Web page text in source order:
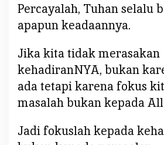
Percayalah, Tuhan selalu
apapun keadaannya.
Jika kita tidak merasakan
kehadiranNYA, bukan
ada tetapi karena fokus
masalah bukan kepada
Jadi fokuslah kepada